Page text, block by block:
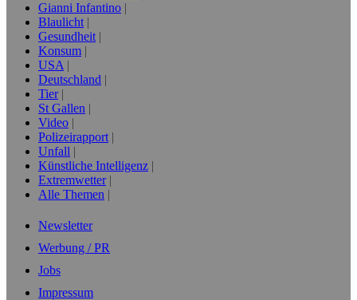
Gianni Infantino
Blaulicht
Gesundheit
Konsum
USA
Deutschland
Tier
St Gallen
Video
Polizeirapport
Unfall
Künstliche Intelligenz
Extremwetter
Alle Themen
Newsletter
Werbung / PR
Jobs
Impressum